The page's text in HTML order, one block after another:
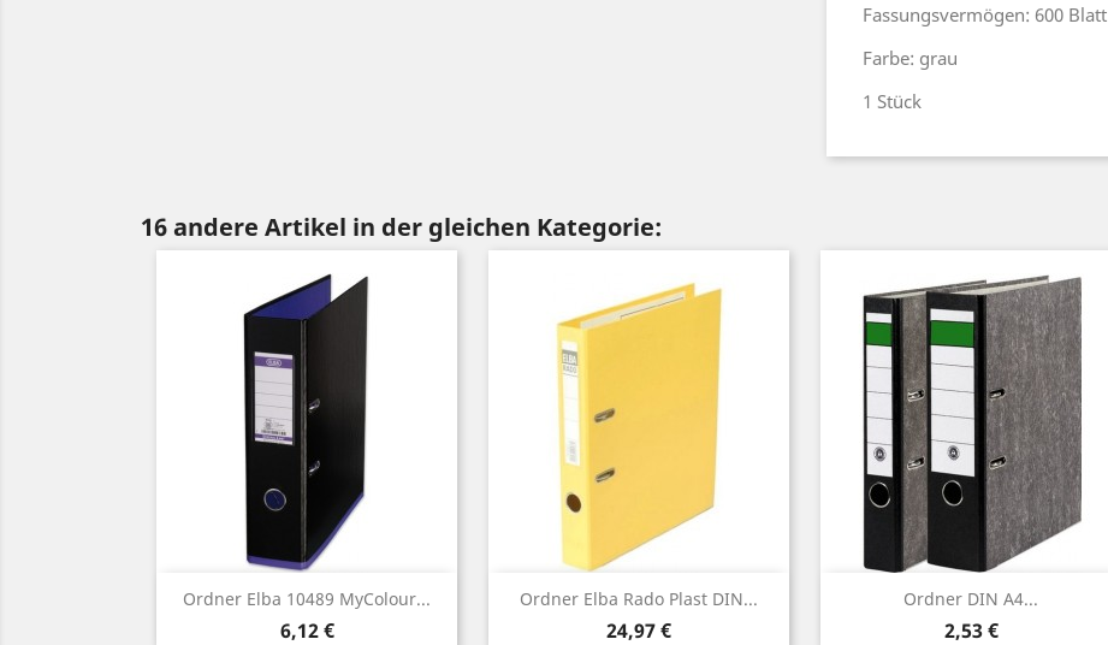
Fassungsvermögen: 600 Blatt
Farbe: grau
1 Stück
16 andere Artikel in der gleichen Kategorie:
Ordner Elba 10489 MyColour...
Preis
6,12 €
Vorschau Ordner Elba Rado Plast DIN...
Preis
24,97 €
Vorschau Ordner DIN A4...
Preis
2,53 €
Vorschau